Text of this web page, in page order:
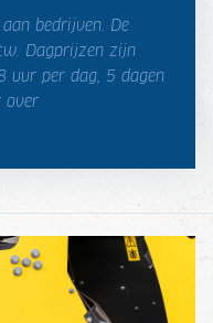
bedrijven. De
Dagprijzen zijn
uur per dag, 5 dagen
over